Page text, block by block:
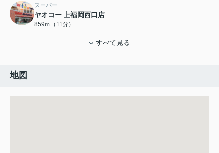
スーパー
ヤオコー 上福岡西口店
859ｍ（11分）
すべて見る
地図